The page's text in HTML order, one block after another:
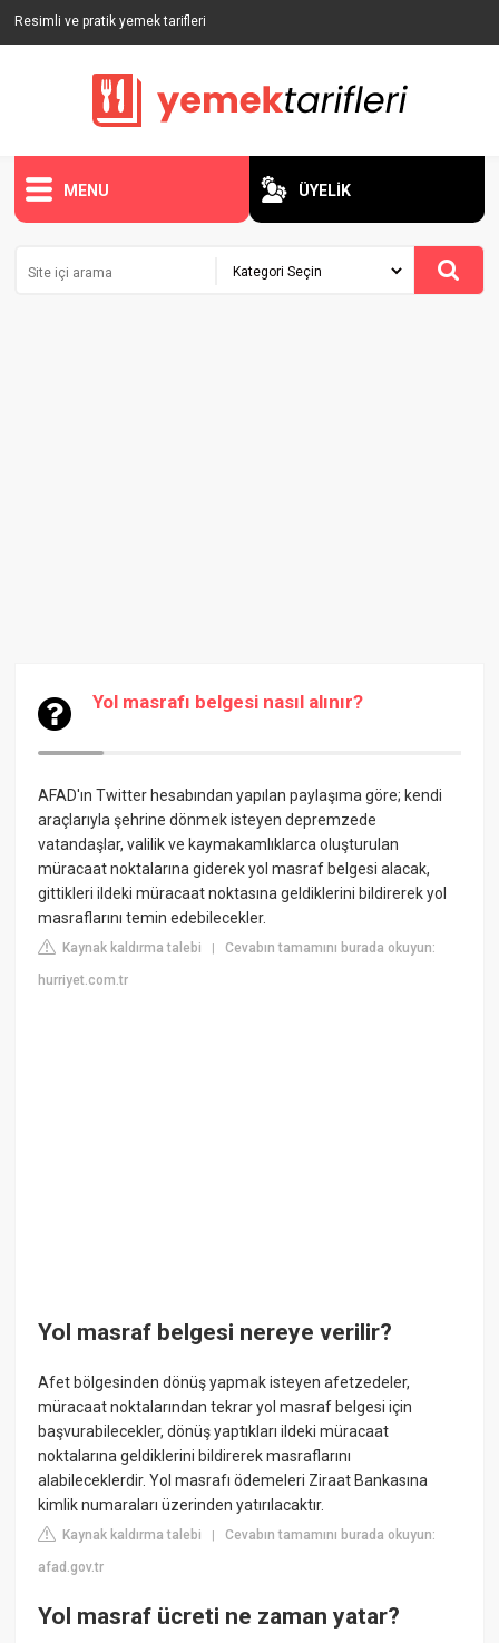
Resimli ve pratik yemek tarifleri
MENU ÜYELİK
Yol masrafı belgesi nasıl alınır?
AFAD'ın Twitter hesabından yapılan paylaşıma göre; kendi
araçlarıyla şehrine dönmek isteyen depremzede
vatandaşlar, valilik ve kaymakamlıklarca oluşturulan
müracaat noktalarına giderek yol masraf belgesi alacak,
gittikleri ildeki müracaat noktasına geldiklerini bildirerek yol
masraflarını temin edebilecekler.
Kaynak kaldırma talebi |Cevabın tamamını burada okuyun:
hurriyet.com.tr
Yol masraf belgesi nereye verilir?
Afet bölgesinden dönüş yapmak isteyen afetzedeler,
müracaat noktalarından tekrar yol masraf belgesi için
başvurabilecekler, dönüş yaptıkları ildeki müracaat
noktalarına geldiklerini bildirerek masraflarını
alabileceklerdir. Yol masrafı ödemeleri Ziraat Bankasına
kimlik numaraları üzerinden yatırılacaktır.
Kaynak kaldırma talebi |Cevabın tamamını burada okuyun:
afad.gov.tr
Yol masraf ücreti ne zaman yatar?